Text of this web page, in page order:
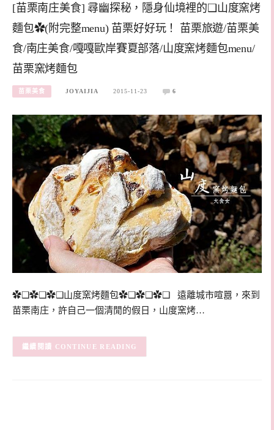
[苗栗南庄美食] 尋幽探秘，隱身仙境裡的❑山度窯烤
麵包✿(附完整menu) 苗栗好好玩！ 苗栗旅遊/苗栗美
食/南庄美食/嘎嘎歐岸賽夏部落/山度窯烤麵包menu/
苗栗窯烤麵包
苗栗美食 JOYAIJIA 2015-11-23 6
✿❑✿❑✿❑山度窯烤麵包✿❑✿❑✿❑ 遠離城市喧囂，來到
苗栗南庄，許自己一個清閒的假日，山度窯烤…
CONTINUE READING